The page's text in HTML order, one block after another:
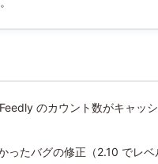
のカウント数がキャッ
たバグの修正（2.10 でレベ